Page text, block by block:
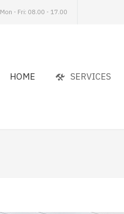
Mon - Fri: 08.00 - 17.00
HOME SERVICES